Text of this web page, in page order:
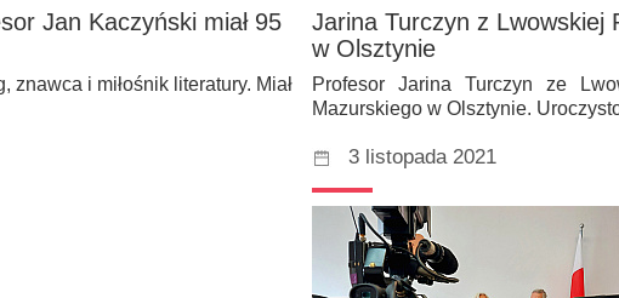
Jan Kaczyński miał 95
i miłośnik literatury. Miał
Jarina Turczyn z Lwowskiej
w Olsztynie
Profesor Jarina Turczyn ze
Mazurskiego w Olsztynie.
3 listopada 2021